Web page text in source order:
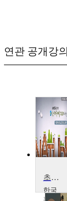
연관 공개강
초보연구자를 위한 환경기술개발(R&D) 사업 실무
한국
환경